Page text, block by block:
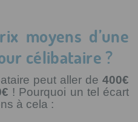
célibataire ?
peut aller de 400€
! Pourquoi un tel écart
à cela :